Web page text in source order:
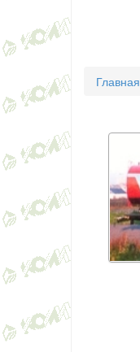
Главная